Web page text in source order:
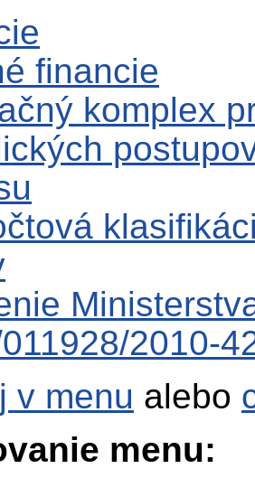
financie
komplex
2010-
v menu alebo
menu: